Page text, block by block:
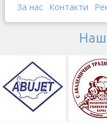
За нас Контакти